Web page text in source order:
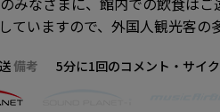
ていますので、外国人観光客の
備考 5分に1回のコメント・サイ